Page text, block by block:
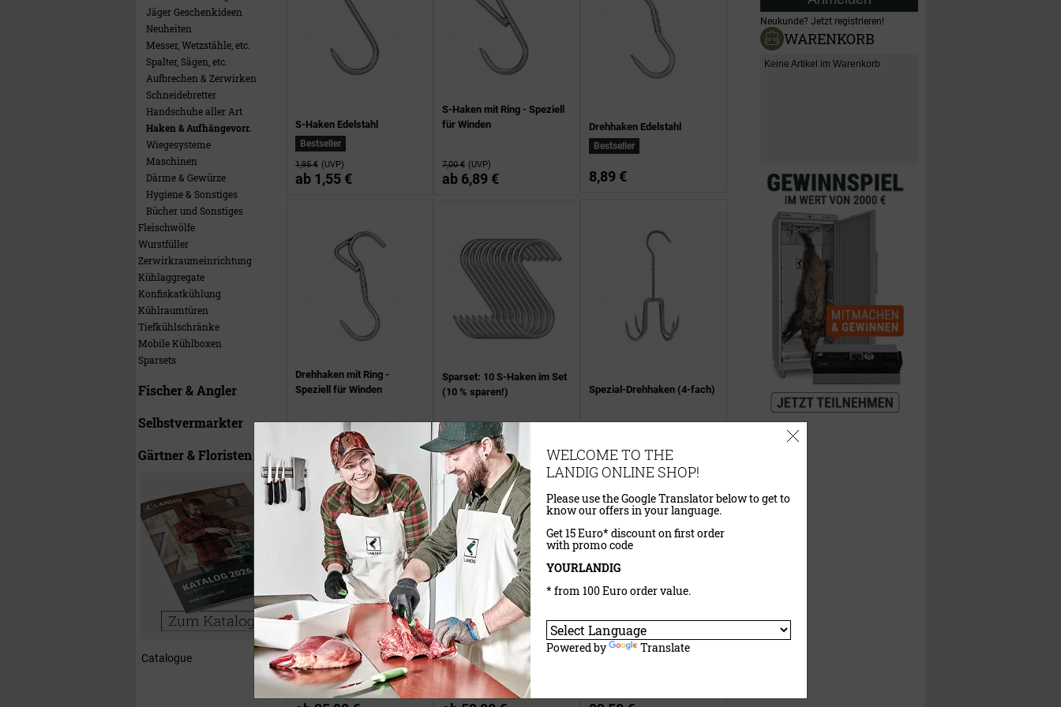
Jäger Geschenkideen
Neuheiten
Messer, Wetzstähle, etc.
Spalter, Sägen, etc.
Aufbrechen & Zerwirken
Schneidebretter
Handschuhe aller Art
Haken & Aufhängevorr.
Wiegesysteme
Maschinen
Därme & Gewürze
Hygiene & Sonstiges
Bücher und Sonstiges
Fleischwölfe
Wurstfüller
Zerwirkraumeinrichtung
Kühlaggregate
Konfiskatkühlung
Kühlraumtüren
Tiefkühlschränke
Mobile Kühlboxen
Sparsets
Fischer & Angler
Selbstvermarkter
Gärtner & Floristen
Catalogue
S-Haken Edelstahl
Bestseller
1,95 € (UVP)
ab 1,55 €
S-Haken mit Ring - Speziell
für Winden
7,00 € (UVP)
ab 6,89 €
Drehhaken Edelstahl
Bestseller
8,89 €
Drehhaken mit Ring -
Speziell für Winden
(UVP)
13,50 €
Sparset: 10 S-Haken im Set
(10 % sparen!)
16,65 €
Spezial-Drehhaken (4-fach)
Wildgalgen Edelstahl -
Aufbrechhilfe
Bestseller
(UVP)
Flex - Galgen XL
(UVP)
Premium Wildgalgen
Edelstahl
Neukunde? Jetzt registrieren!
WARENKORB
Keine Artikel im Warenkorb
WELCOME TO THE
LANDIG ONLINE SHOP!
Please use the Google Translator below to get to
know our offers in your language.
Get 15 Euro* discount on first order
with promo code
YOURLANDIG
* from 100 Euro order value.
Powered by Translate